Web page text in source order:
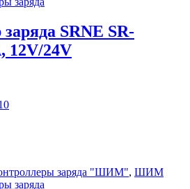
SRNE SR-
12V/24V
заряда "ШИМ", ШИМ
заряда